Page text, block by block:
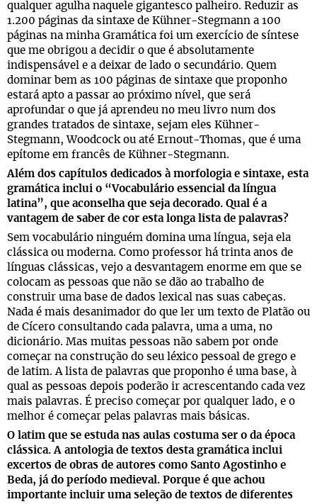
qualquer agulha naquele gigantesco palheiro. Reduzir as
1.200 páginas da sintaxe de Kühner-Stegmann a 100
páginas na minha Gramática foi um exercício de síntese
que me obrigou a decidir o que é absolutamente
indispensável e a deixar de lado o secundário. Quem
dominar bem as 100 páginas de sintaxe que proponho
estará apto a passar ao próximo nível, que será
aprofundar o que já aprendeu no meu livro num dos
grandes tratados de sintaxe, sejam eles Kühner-
Stegmann, Woodcock ou até Ernout-Thomas, que é uma
epítome em francês de Kühner-Stegmann.
Além dos capítulos dedicados à morfologia e sintaxe, esta
gramática inclui o “Vocabulário essencial da língua
latina”, que aconselha que seja decorado. Qual é a
vantagem de saber de cor esta longa lista de palavras?
Sem vocabulário ninguém domina uma língua, seja ela
clássica ou moderna. Como professor há trinta anos de
línguas clássicas, vejo a desvantagem enorme em que se
colocam as pessoas que não se dão ao trabalho de
construir uma base de dados lexical nas suas cabeças.
Nada é mais desanimador do que ler um texto de Platão ou
de Cícero consultando cada palavra, uma a uma, no
dicionário. Mas muitas pessoas não sabem por onde
começar na construção do seu léxico pessoal de grego e
de latim. A lista de palavras que proponho é uma base, à
qual as pessoas depois poderão ir acrescentando cada vez
mais palavras. É preciso começar por qualquer lado, e o
melhor é começar pelas palavras mais básicas.
O latim que se estuda nas aulas costuma ser o da época
clássica. A antologia de textos desta gramática inclui
excertos de obras de autores como Santo Agostinho e
Beda, já do período medieval. Porque é que achou
importante incluir uma seleção de textos de diferentes